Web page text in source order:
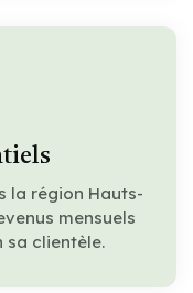
la région Hauts-
mensuels
sa clientèle.